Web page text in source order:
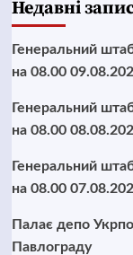
Недавні
Генеральний
на 08.00
Генеральний
на 08.00
Генеральний
на 08.00
Палає депо
Павлограду